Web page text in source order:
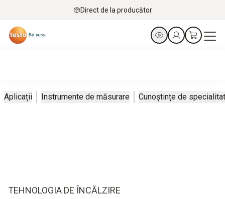
Direct de la producător
Aplicații Instrumente de măsurare Cunoștințe de
TEHNOLOGIA DE ÎNCĂLZIRE